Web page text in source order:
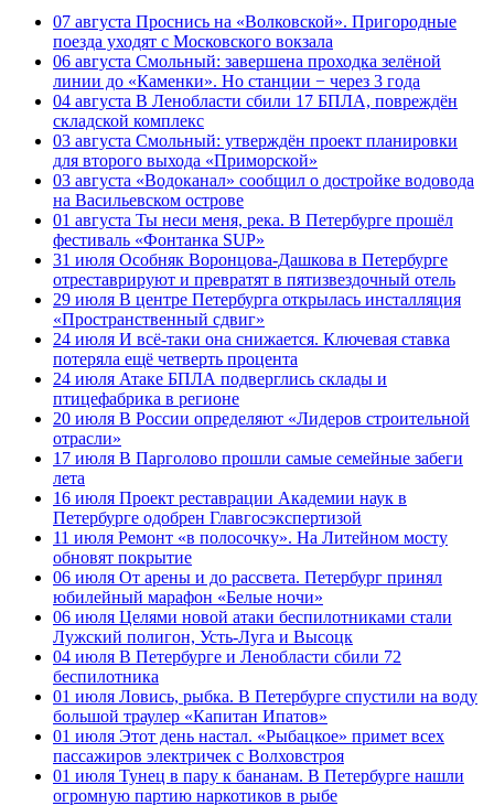
07 августа Проснись на «Волковской». Пригородные
поезда уходят с Московского вокзала
06 августа Смольный: завершена проходка зелёной
линии до «Каменки». Но станции − через 3 года
04 августа В Ленобласти сбили 17 БПЛА, повреждён
складской комплекс
03 августа Смольный: утверждён проект планировки
для второго выхода «Приморской»
03 августа «Водоканал» сообщил о достройке водовода
на Васильевском острове
01 августа Ты неси меня, река. В Петербурге прошёл
фестиваль «Фонтанка SUP»
31 июля Особняк Воронцова-Дашкова в Петербурге
отреставрируют и превратят в пятизвездочный отель
29 июля В центре Петербурга открылась инсталляция
«Пространственный сдвиг»
24 июля И всё-таки она снижается. Ключевая ставка
потеряла ещё четверть процента
24 июля Атаке БПЛА подверглись склады и
птицефабрика в регионе
20 июля В России определяют «Лидеров строительной
отрасли»
17 июля В Парголово прошли самые семейные забеги
лета
16 июля Проект реставрации Академии наук в
Петербурге одобрен Главгосэкспертизой
11 июля Ремонт «в полосочку». На Литейном мосту
обновят покрытие
06 июля От арены и до рассвета. Петербург принял
юбилейный марафон «Белые ночи»
06 июля Целями новой атаки беспилотниками стали
Лужский полигон, Усть-Луга и Высоцк
04 июля В Петербурге и Ленобласти сбили 72
беспилотника
01 июля Ловись, рыбка. В Петербурге спустили на воду
большой траулер «Капитан Ипатов»
01 июля Этот день настал. «Рыбацкое» примет всех
пассажиров электричек с Волховстроя
01 июля Тунец в пару к бананам. В Петербурге нашли
огромную партию наркотиков в рыбе